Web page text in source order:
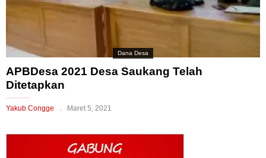
Dana Desa
APBDesa 2021 Desa Saukang Telah
Ditetapkan
Yakub Congge Maret 5, 2021